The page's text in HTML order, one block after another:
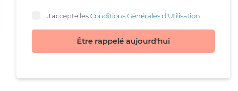
J'accepte lesConditions Générales d'Utilisation
Être rappelé aujourd'hui